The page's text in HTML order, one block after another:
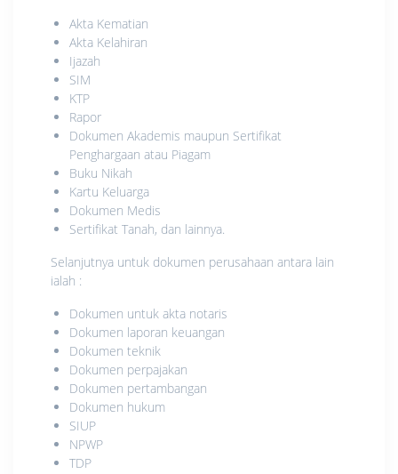
Akta Kematian
Akta Kelahiran
Ijazah
SIM
KTP
Rapor
Dokumen Akademis maupun Sertifikat
Penghargaan atau Piagam
Buku Nikah
Kartu Keluarga
Dokumen Medis
Sertifikat Tanah, dan lainnya.
Selanjutnya untuk dokumen perusahaan antara lain
ialah :
Dokumen untuk akta notaris
Dokumen laporan keuangan
Dokumen teknik
Dokumen perpajakan
Dokumen pertambangan
Dokumen hukum
SIUP
NPWP
TDP